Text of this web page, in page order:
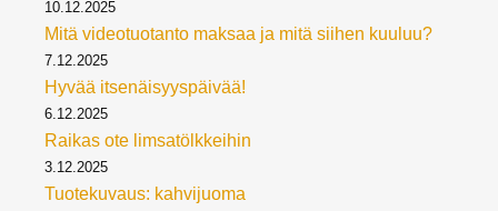
10.12.2025
Mitä videotuotanto maksaa ja mitä siihen kuuluu?
7.12.2025
Hyvää itsenäisyyspäivää!
6.12.2025
Raikas ote limsatölkkeihin
3.12.2025
Tuotekuvaus: kahvijuoma